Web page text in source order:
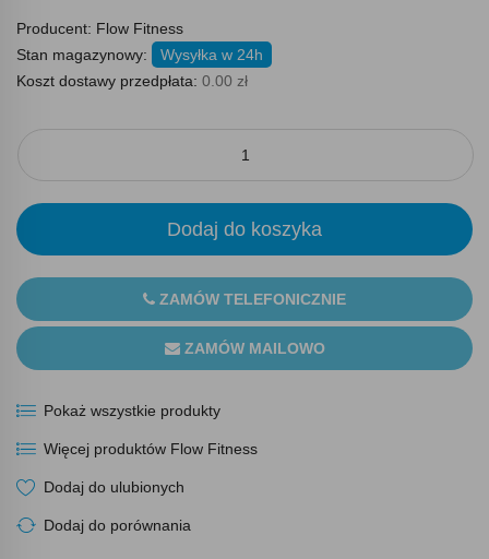
Producent: Flow Fitness
Stan magazynowy:
Wysyłka w 24h
Koszt dostawy przedpłata: 0.00 zł
Dodaj do koszyka
ZAMÓW TELEFONICZNIE
ZAMÓW MAILOWO
Pokaż wszystkie produkty
Więcej produktów Flow Fitness
Dodaj do ulubionych
Dodaj do porównania